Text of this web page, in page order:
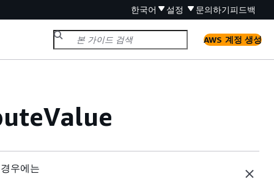
한국어 설정 문의하기피드백
AWS 계정 생성
우에는